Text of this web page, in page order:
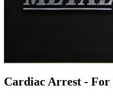
Cardiac Arrest - For